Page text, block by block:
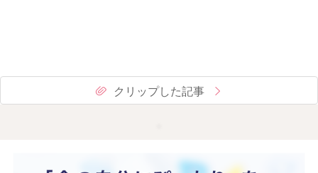
クリップした記事